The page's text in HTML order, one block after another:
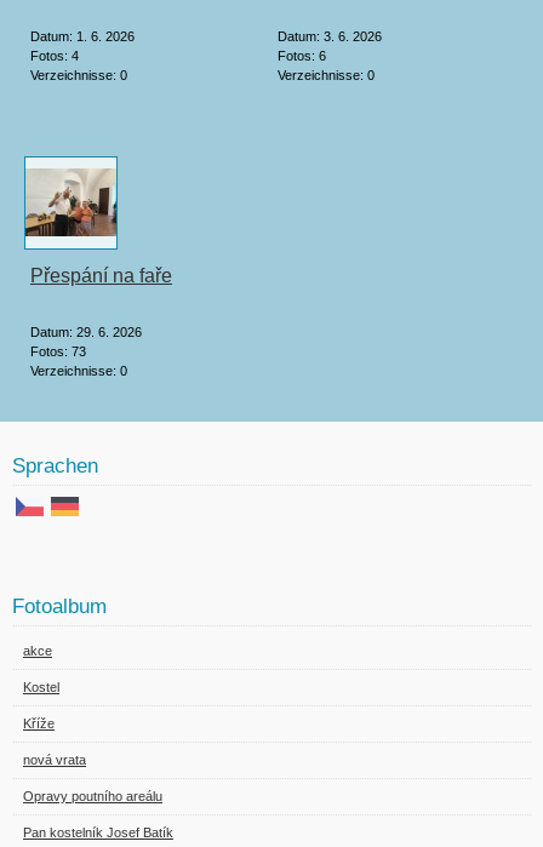
Datum: 1. 6. 2026
Fotos: 4
Verzeichnisse: 0
Datum: 3. 6. 2026
Fotos: 6
Verzeichnisse: 0
Přespání na faře
Datum: 29. 6. 2026
Fotos: 73
Verzeichnisse: 0
Sprachen
Fotoalbum
akce
Kostel
Kříže
nová vrata
Opravy poutního areálu
Pan kostelník Josef Batík